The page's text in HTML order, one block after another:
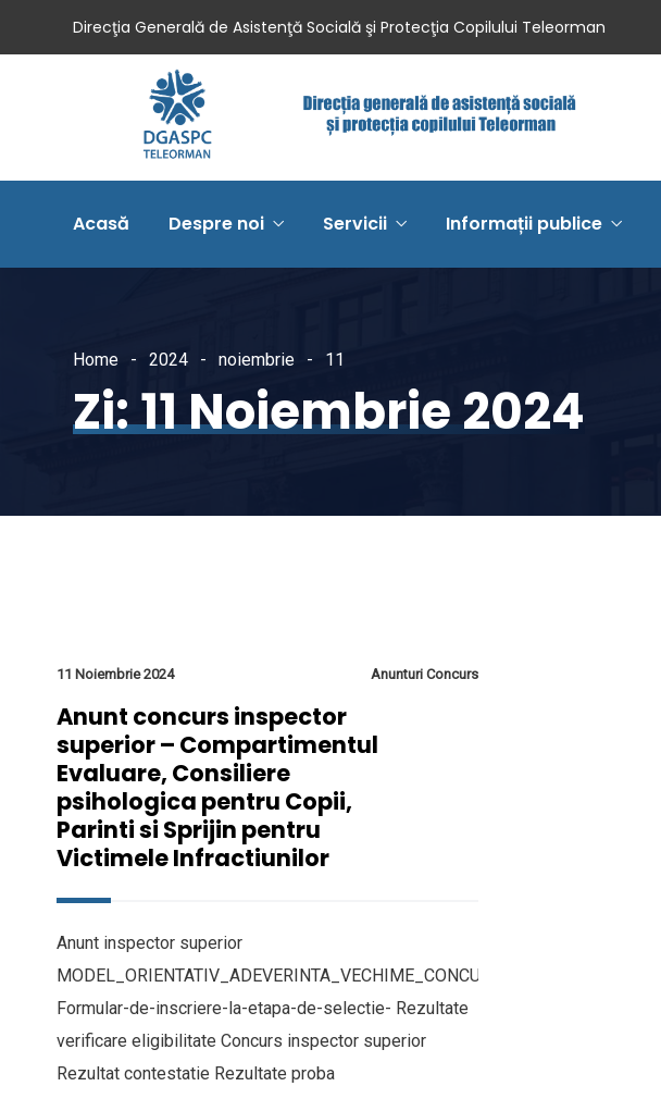
Direcţia Generală de Asistenţă Socială şi Protecţia Copilului Teleorman
Acasă Despre noi Servicii Informații publice
Home 2024 noiembrie 11
Zi:11 Noiembrie 2024
11 Noiembrie 2024 Anunturi Concurs
Anunt concurs inspector
superior – Compartimentul
Evaluare, Consiliere
psihologica pentru Copii,
Parinti si Sprijin pentru
Victimele Infractiunilor
Anunt inspector superior
MODEL_ORIENTATIV_ADEVERINTA_VECHIME_CONCURS
Formular-de-inscriere-la-etapa-de-selectie- Rezultate
verificare eligibilitate Concurs inspector superior
Rezultat contestatie Rezultate proba